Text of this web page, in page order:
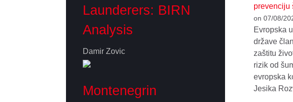
Launderers: BIRN
Analysis
Damir Zovic
Montenegrin
prevenciju
on 07/08/
Evropska
države
zaštitu
rizik od
evropska
Jesika